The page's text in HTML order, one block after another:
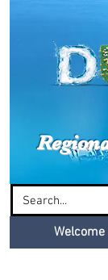
Welcome